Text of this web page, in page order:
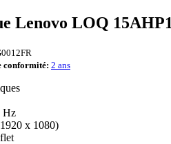
Lenovo LOQ
conformité: 2 ans
Hz
x 1080)